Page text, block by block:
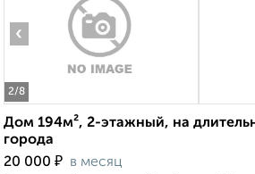
2/8
‹
Дом 194м², 2-этажный, на
города
20 000 ₽ в месяц